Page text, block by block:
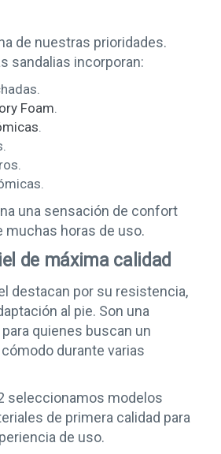
de nuestras prioridades.
sandalias incorporan:
Foam.
.
una sensación de confort
horas de uso.
de máxima calidad
destacan por su resistencia,
al pie. Son una
quienes buscan un
durante varias
seleccionamos modelos
de primera calidad para
de uso.